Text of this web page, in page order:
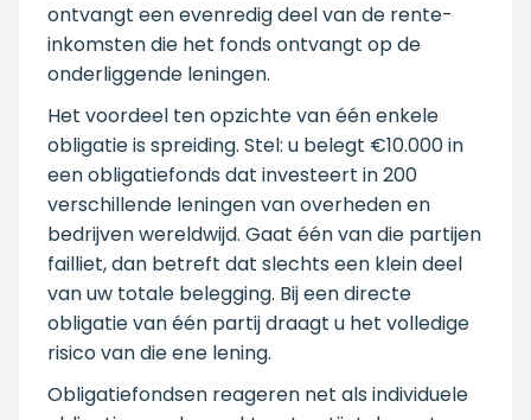
ontvangt een evenredig deel van de rente-
inkomsten die het fonds ontvangt op de
onderliggende leningen.
Het voordeel ten opzichte van één enkele
obligatie is spreiding. Stel: u belegt €10.000 in
een obligatiefonds dat investeert in 200
verschillende leningen van overheden en
bedrijven wereldwijd. Gaat één van die partijen
failliet, dan betreft dat slechts een klein deel
van uw totale belegging. Bij een directe
obligatie van één partij draagt u het volledige
risico van die ene lening.
Obligatiefondsen reageren net als individuele